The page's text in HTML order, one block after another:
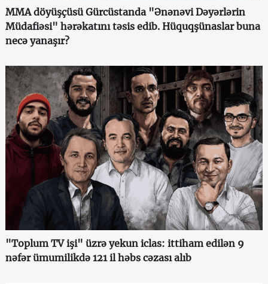
MMA döyüşçüsü Gürcüstanda "Ənənəvi Dəyərlərin
Müdafiəsi" hərəkatını təsis edib. Hüquqşünaslar buna
necə yanaşır?
"Toplum TV işi" üzrə yekun iclas: ittiham edilən 9
nəfər ümumilikdə 121 il həbs cəzası alıb